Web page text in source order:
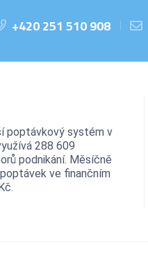
+420 251 510 908 |
poptávkový systém v
288 609
podnikání. Měsíčně
ve finančním